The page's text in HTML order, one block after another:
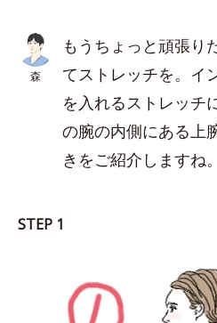
森
もうちょっと頑張り
てストレッチを。イ
を入れるストレッチ
の腕の内側にある上
きをご紹介しますね。
STEP 1